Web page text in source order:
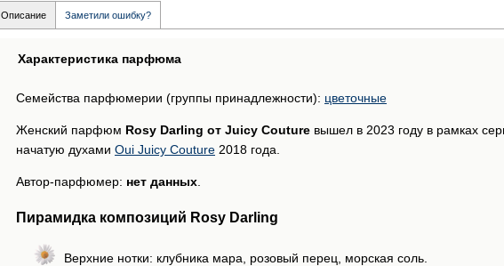
Описание Заметили ошибку?
Характеристика парфюма
Семейства парфюмерии (группы принадлежности): цветочные
Женский парфюм Rosy Darling от Juicy Couture вышел в 2023 году в рамках
начатую духами Oui Juicy Couture 2018 года.
Автор-парфюмер: нет данных
Пирамидка композиций Rosy Darling
Верхние нотки: клубника мара, розовый перец, морская соль.